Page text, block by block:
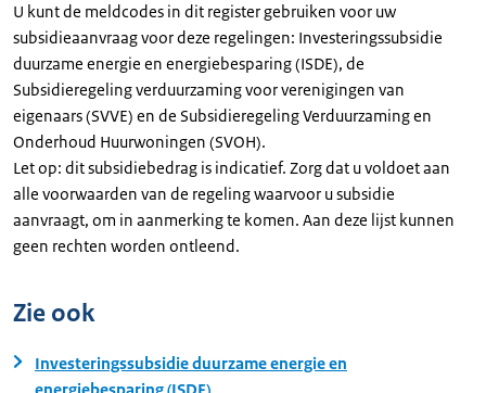
U kunt de meldcodes in dit register gebruiken voor uw
subsidieaanvraag voor deze regelingen: Investeringssubsidie
duurzame energie en energiebesparing (ISDE), de
Subsidieregeling verduurzaming voor verenigingen van
eigenaars (SVVE) en de Subsidieregeling Verduurzaming en
Onderhoud Huurwoningen (SVOH).
Let op: dit subsidiebedrag is indicatief. Zorg dat u voldoet aan
alle voorwaarden van de regeling waarvoor u subsidie
aanvraagt, om in aanmerking te komen. Aan deze lijst kunnen
geen rechten worden ontleend.
Zie ook
Investeringssubsidie duurzame energie en